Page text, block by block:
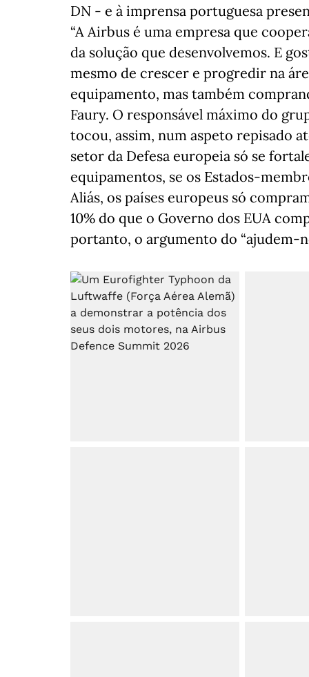
DN - e à imprensa portuguesa
“A Airbus é uma empresa que
da solução que desenvolvemos. E
mesmo de crescer e progredir na
equipamento, mas também
Faury. O responsável máximo do
tocou, assim, num aspeto repisado
setor da Defesa europeia só se
equipamentos, se os Estados-
Aliás, os países europeus só
10% do que o Governo dos EUA
portanto, o argumento do “ajudem-